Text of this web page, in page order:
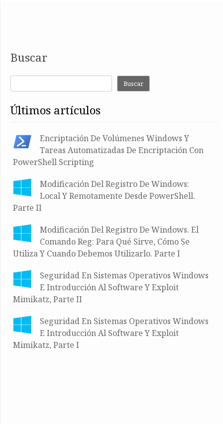
Buscar
Buscar
últimos artículos
Encriptación De Volúmenes Windows Y
Tareas Automatizadas De Encriptación Con
PowerShell Scripting
Modificación Del Registro De Windows:
Local Y Remotamente Desde PowerShell.
Parte II
Modificación Del Registro De Windows. El
Comando Reg: Para Qué Sirve, Cómo Se
Utiliza Y Cuando Debemos Utilizarlo. Parte I
Seguridad En Sistemas Operativos Windows
E Introducción Al Software Y Exploit
Mimikatz, Parte II
Seguridad En Sistemas Operativos Windows
E Introducción Al Software Y Exploit
Mimikatz, Parte I